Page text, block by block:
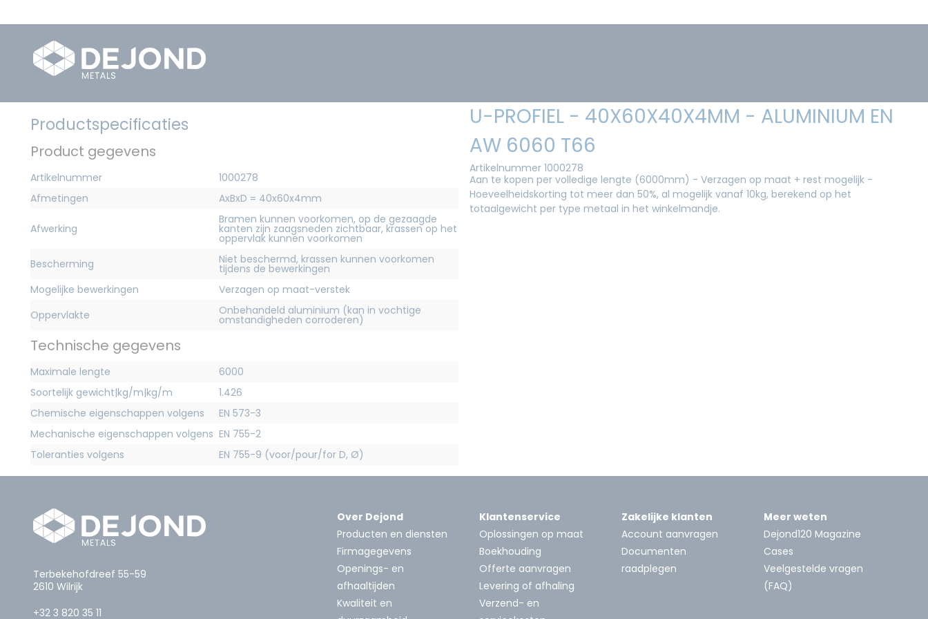
Productspecificaties
Product gegevens
Artikelnummer
1000278
Afmetingen
AxBxD = 40x60x4mm
Afwerking
Bramen kunnen voorkomen, op de gezaagde
kanten zijn zaagsneden zichtbaar, krassen op het
oppervlak kunnen voorkomen
Bescherming
Niet beschermd, krassen kunnen voorkomen
tijdens de bewerkingen
Mogelijke bewerkingen
Verzagen op maat-verstek
Oppervlakte
Onbehandeld aluminium (kan in vochtige
omstandigheden corroderen)
Technische gegevens
Maximale lengte
6000
Soortelijk gewicht|kg/m|kg/m
1.426
Chemische eigenschappen volgens
EN 573-3
Mechanische eigenschappen volgens EN 755-2
Toleranties volgens
EN 755-9 (voor/pour/for D, Ø)
U-PROFIEL - 40X60X40X4MM - ALUMINIUM EN
AW 6060 T66
Artikelnummer 1000278
Aan te kopen per volledige lengte (6000mm) - Verzagen op maat + rest mogelijk -
Hoeveelheidskorting tot meer dan 50%, al mogelijk vanaf 10kg, berekend op het
totaalgewicht per type metaal in het winkelmandje.
Terbekehofdreef 55-59
2610 Wilrijk
+32 3 820 35 11
Over Dejond
Producten en diensten
Firmagegevens
Openings- en
afhaaltijden
Kwaliteit en
Klantenservice
Oplossingen op maat
Boekhouding
Offerte aanvragen
Levering of afhaling
Verzend- en
Zakelijke klanten
Account aanvragen
Documenten
raadplegen
Meer weten
Dejond120 Magazine
Cases
Veelgestelde vragen
(FAQ)